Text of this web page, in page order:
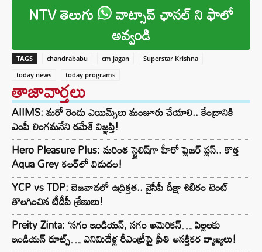
NTV తెలుగు వాట్సాప్ ఛానల్ ని ఫాలో
అవ్వండి
TAGS chandrababu cm jagan
Superstar Krishna
today news
today programs
తాజావార్తలు
AIIMS: మరో రెండు ఎయిమ్స్‌లు మంజూరు చేయాలి.. కేంద్రానికి
ఎంపీ లింగమనేని రమేశ్ విజ్ఞప్తి!
Hero Pleasure Plus: మరింత స్టైలిష్‌గా హీరో ప్లెజర్ ప్లస్.. కొత్త
Aqua Grey కలర్‌లో విడుదల!
YCP vs TDP: బెజవాడలో ఉద్రిక్తత.. వైసీపీ దీక్షా శిబిరం టెంట్
తొలగించిన టీడీపీ శ్రేణులు!
Preity Zinta: ‘సగం ఇండియన్, సగం అమెరికన్… పిల్లలకు
ఇండియన్ రూట్స్… ఎనిమిదేళ్ల రీఎంట్రీపై ప్రీతి ఆసక్తికర వ్యాఖ్యలు!